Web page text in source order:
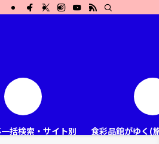
括検索・サイト別 食彩品館がゆく(